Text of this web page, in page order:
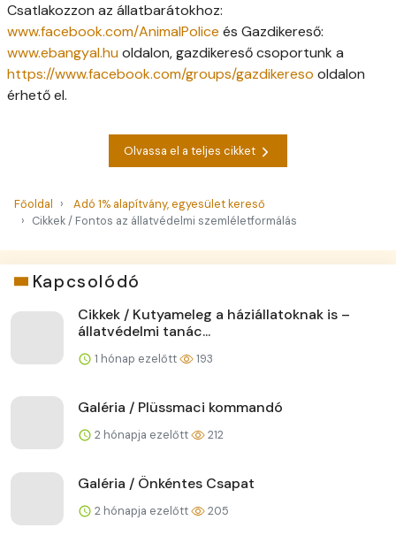
Csatlakozzon az állatbarátokhoz:
www.facebook.com/AnimalPolice és Gazdikereső:
www.ebangyal.huoldalon, gazdikereső csoportunk a
https://www.facebook.com/groups/gazdikereso oldalon
érhető el.
Olvassa el a teljes cikket
Főoldal
Adó 1% alapítvány, egyesület kereső
Cikkek / Fontos az állatvédelmi szemléletformálás
Kapcsolódó
Cikkek / Kutyameleg a háziállatoknak is –
állatvédelmi tanác...
1 hónap ezelőtt 193
Galéria / Plüssmaci kommandó
2 hónapja ezelőtt 212
Galéria / Önkéntes Csapat
2 hónapja ezelőtt 205